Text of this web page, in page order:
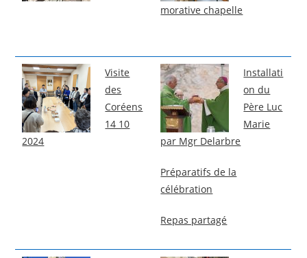
morative chapelle
Visite
des
Coréens
14 10
2024
Installati
on du
Père Luc
Marie
par Mgr Delarbre
Préparatifs de la
célébration
Repas partagé